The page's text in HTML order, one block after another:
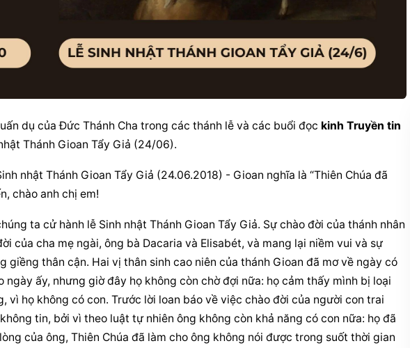
dụ của Đức Thánh Cha trong các thánh lễ và các buổi đọc kinh Truyền tin
Thánh Gioan Tẩy Giả (24/06).
nhật Thánh Gioan Tẩy Giả (24.06.2018) - Gioan nghĩa là “Thiên Chúa đã
chào anh chị em!
ta cử hành lễ Sinh nhật Thánh Gioan Tẩy Giả. Sự chào đời của thánh nhân
của cha mẹ ngài, ông bà Dacaria và Elisabét, và mang lại niềm vui và sự
giềng thân cận. Hai vị thân sinh cao niên của thánh Gioan đã mơ về ngày có
ngày ấy, nhưng giờ đây họ không còn chờ đợi nữa: họ cảm thấy mình bị loại
vì họ không có con. Trước lời loan báo về việc chào đời của người con trai
tin, bởi vì theo luật tự nhiên ông không còn khả năng có con nữa: họ đã
của ông, Thiên Chúa đã làm cho ông không nói được trong suốt thời gian